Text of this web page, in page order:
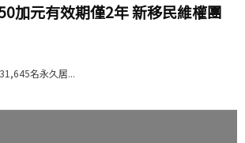
加元有效期僅2年 新移民維權團
名永久居...